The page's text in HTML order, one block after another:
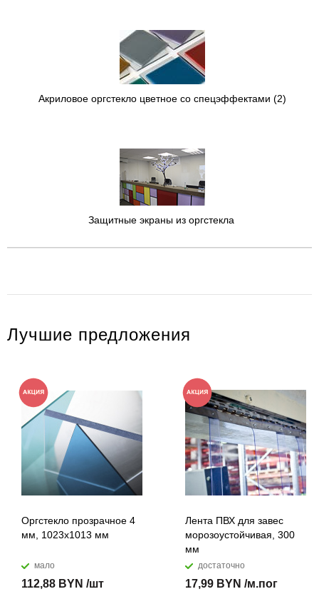
Акриловое оргстекло цветное со спецэффектами(2)
Защитные экраны из оргстекла
Лучшие предложения
Оргстекло прозрачное 4
мм, 1023x1013 мм
мало
112,88 BYN /шт
Лента ПВХ для завес
морозоустойчивая, 300
мм
достаточно
17,99 BYN /м.пог